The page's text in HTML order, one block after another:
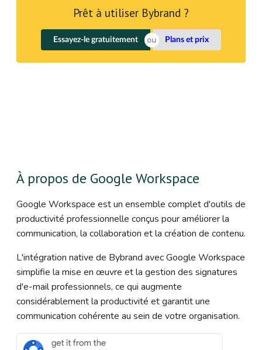
Prêt à utiliser Bybrand ?
Essayez-le gratuitement Plans et prix
À propos de Google Workspace
Google Workspace est un ensemble complet d'outils de
productivité professionnelle conçus pour améliorer la
communication, la collaboration et la création de contenu.
L'intégration native de Bybrand avec Google Workspace
simplifie la mise en œuvre et la gestion des signatures
d'e-mail professionnels, ce qui augmente
considérablement la productivité et garantit une
communication cohérente au sein de votre organisation.